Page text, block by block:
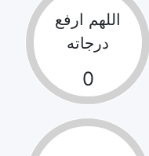
اللهم ارفع
درجاته
0